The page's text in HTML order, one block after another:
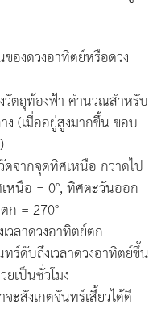
องดวงอาทิตย์หรือดวง
ตถุท้องฟ้า คำนวณสำหรับ
(เมื่ออยู่สูงมากขึ้น ขอบ
จากจุดทิศเหนือ กวาดไป
นือ = 0°, ทิศตะวันออก
ก = 270°
วลาดวงอาทิตย์ตก
ร์ดับถึงเวลาดวงอาทิตย์ขึ้น
เป็นชั่วโมง
ะสังเกตจันทร์เสี้ยวได้ดี